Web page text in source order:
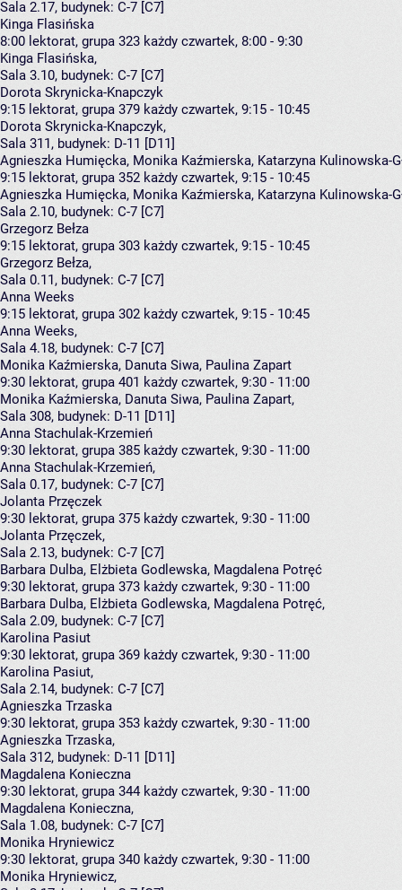
Sala 2.17, budynek: C-7 [C7]
Kinga Flasińska
8:00 lektorat, grupa 323 każdy czwartek, 8:00 - 9:30
Kinga Flasińska,
Sala 3.10, budynek: C-7 [C7]
Dorota Skrynicka-Knapczyk
9:15 lektorat, grupa 379 każdy czwartek, 9:15 - 10:45
Dorota Skrynicka-Knapczyk,
Sala 311, budynek: D-11 [D11]
Agnieszka Humięcka, Monika Kaźmierska, Katarzyna Kulinowska-
9:15 lektorat, grupa 352 każdy czwartek, 9:15 - 10:45
Agnieszka Humięcka, Monika Kaźmierska, Katarzyna Kulinowska-
Sala 2.10, budynek: C-7 [C7]
Grzegorz Bełza
9:15 lektorat, grupa 303 każdy czwartek, 9:15 - 10:45
Grzegorz Bełza,
Sala 0.11, budynek: C-7 [C7]
Anna Weeks
9:15 lektorat, grupa 302 każdy czwartek, 9:15 - 10:45
Anna Weeks,
Sala 4.18, budynek: C-7 [C7]
Monika Kaźmierska, Danuta Siwa, Paulina Zapart
9:30 lektorat, grupa 401 każdy czwartek, 9:30 - 11:00
Monika Kaźmierska, Danuta Siwa, Paulina Zapart,
Sala 308, budynek: D-11 [D11]
Anna Stachulak-Krzemień
9:30 lektorat, grupa 385 każdy czwartek, 9:30 - 11:00
Anna Stachulak-Krzemień,
Sala 0.17, budynek: C-7 [C7]
Jolanta Przęczek
9:30 lektorat, grupa 375 każdy czwartek, 9:30 - 11:00
Jolanta Przęczek,
Sala 2.13, budynek: C-7 [C7]
Barbara Dulba, Elżbieta Godlewska, Magdalena Potręć
9:30 lektorat, grupa 373 każdy czwartek, 9:30 - 11:00
Barbara Dulba, Elżbieta Godlewska, Magdalena Potręć,
Sala 2.09, budynek: C-7 [C7]
Karolina Pasiut
9:30 lektorat, grupa 369 każdy czwartek, 9:30 - 11:00
Karolina Pasiut,
Sala 2.14, budynek: C-7 [C7]
Agnieszka Trzaska
9:30 lektorat, grupa 353 każdy czwartek, 9:30 - 11:00
Agnieszka Trzaska,
Sala 312, budynek: D-11 [D11]
Magdalena Konieczna
9:30 lektorat, grupa 344 każdy czwartek, 9:30 - 11:00
Magdalena Konieczna,
Sala 1.08, budynek: C-7 [C7]
Monika Hryniewicz
9:30 lektorat, grupa 340 każdy czwartek, 9:30 - 11:00
Monika Hryniewicz,